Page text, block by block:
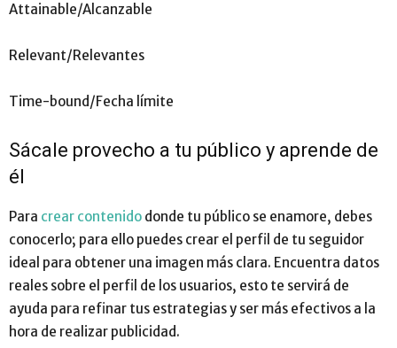
Attainable/Alcanzable
Relevant/Relevantes
Time-bound/Fecha límite
Sácale provecho a tu público y aprende de
él
Para crear contenido donde tu público se enamore, debes
conocerlo; para ello puedes crear el perfil de tu seguidor
ideal para obtener una imagen más clara. Encuentra datos
reales sobre el perfil de los usuarios, esto te servirá de
ayuda para refinar tus estrategias y ser más efectivos a la
hora de realizar publicidad.